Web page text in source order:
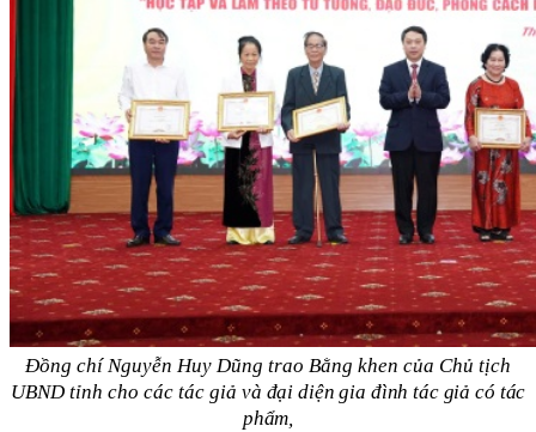
Đồng chí Nguyễn Huy Dũng trao Bằng khen của Chủ tịch
UBND tỉnh cho các tác giả và đại diện gia đình tác giả có tác
phẩm,